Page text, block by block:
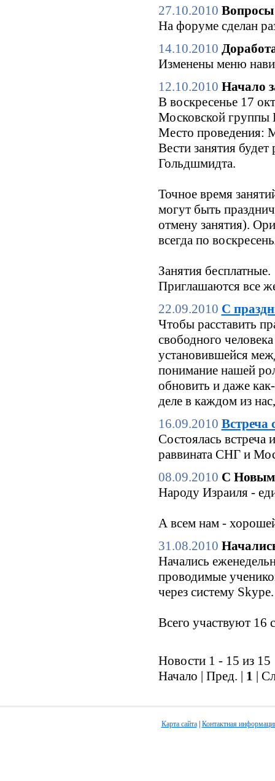
27.10.2010 Вопросы
На форуме сделан
14.10.2010
Изменены меню
12.10.2010 Начало
В воскресенье 17
Московской группы
Место проведения:
Вести занятия
Гольдшмидта.
Точное время
могут быть
отмену занятия).
всегда по
Занятия бесплатные.
Приглашаются все
22.09.2010 С
Чтобы расставить
свободного
установившейся
понимание нашей
обновить и даже
деле в каждом из
16.09.2010 Встреча
Состоялась
раввината СНГ и
08.09.2010 С Новым
Народу Израиля -
А всем нам -
31.08.2010
Начались
проводимые
через систему Skype.
Всего участвуют 16
Новости 1 - 15 из 15
Начало | Пред. | 1 |
Карта сайта| Контактная